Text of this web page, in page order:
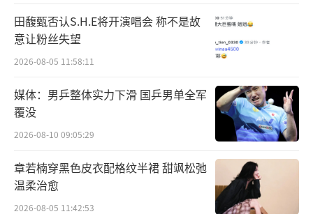
当天，随着园区内花车缓缓开来，众多舞
蹈爱好者听着随机音乐热情舞动，开启了这场
舞蹈狂欢。
在Z世代打歌舞台，各赛区的十几支优秀舞
蹈团队带来炸裂舞蹈表演，内容涵盖多种舞蹈
风格和形式，让线上线下的观众们一饱眼福。
在随机舞蹈环节，现场所有的舞蹈爱好者
围拢在一起，听到熟悉的音乐纷纷滑入舞台中
田馥甄否认S.H.E将开演唱会 称不是故
意让粉丝失望
2026-08-05 11:58:11
媒体：男乒整体实力下滑 国乒男单全军
覆没
2026-08-10 09:05:29
章若楠穿黑色皮衣配格纹半裙 甜飒松弛
温柔治愈
2026-08-05 11:42:53